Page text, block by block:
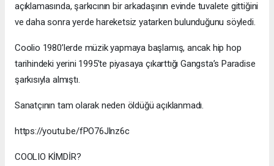
açıklamasında, şarkıcının bir arkadaşının evinde tuvalete gittiğini
ve daha sonra yerde hareketsiz yatarken bulunduğunu söyledi.
Coolio 1980’lerde müzik yapmaya başlamış, ancak hip hop
tarihindeki yerini 1995’te piyasaya çıkarttığı Gangsta’s Paradise
şarkısıyla almıştı.
Sanatçının tam olarak neden öldüğü açıklanmadı.
https://youtu.be/fPO76Jlnz6c
COOLIO KİMDİR?